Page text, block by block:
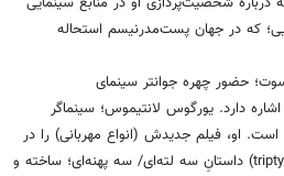
که در جهان پست‌مدرنیسم استحاله
حضور چهره جوانتر سینمای
دارد. یورگوس لانتیموس؛ سینماگر
او، فیلم جدیدش (انواع مهربانی) را در
گونه نوشتاری- سینمایی (triptych fable) داستانِ سه‌ لته‌ای/ سه پهنه‌ای؛ ساخته و